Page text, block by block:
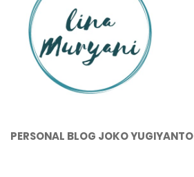
PERSONAL BLOG JOKO YUGIYANTO